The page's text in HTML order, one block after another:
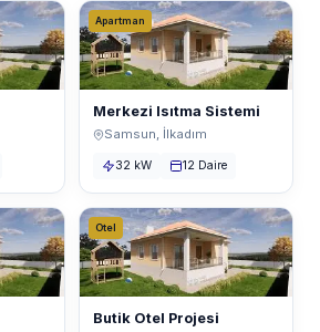
Apartman
Merkezi Isıtma Sistemi
Samsun, İlkadım
32 kW 12 Daire
Otel
Butik Otel Projesi